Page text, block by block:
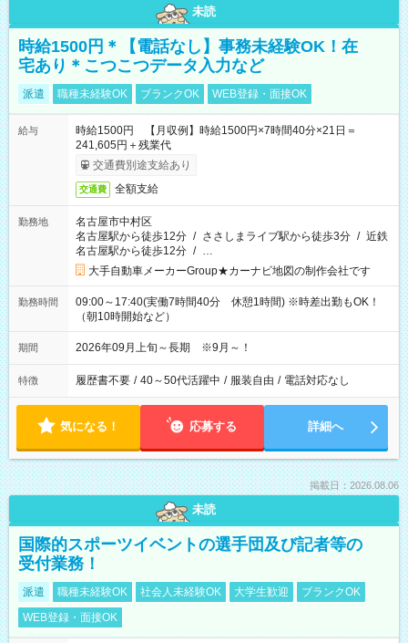
未読
時給1500円＊【電話なし】事務未経験OK！在
宅あり＊こつこつデータ入力など
派遣 職種未経験OK ブランクOK WEB登録・面接OK
給与
時給1500円 【月収例】時給1500円×7時間40分×21日＝
241,605円＋残業代
交通費別途支給あり
交通費 全額支給
勤務地
名古屋市中村区
名古屋駅から徒歩12分 / ささしまライブ駅から徒歩3分 / 近鉄
名古屋駅から徒歩12分 / …
大手自動車メーカーGroup★カーナビ地図の制作会社です
勤務時間
09:00～17:40(実働7時間40分 休憩1時間) ※時差出勤もOK！
（朝10時開始など）
期間 2026年09月上旬～長期 ※9月～！
特徴 履歴書不要 / 40～50代活躍中 / 服装自由 / 電話対応なし
気になる！ 応募する 詳細へ
掲載日：2026.08.06
未読
国際的スポーツイベントの選手団及び記者等の
受付業務！
派遣 職種未経験OK 社会人未経験OK 大学生歓迎
ブランクOK
WEB登録・面接OK